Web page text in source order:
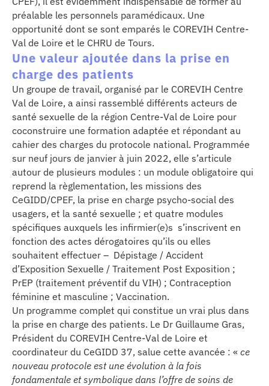
préalable les personnels paramédicaux. Une
opportunité dont se sont emparés le COREVIH Centre-
Val de Loire et le CHRU de Tours.
Une valeur ajoutée dans la prise en
charge des patients
Un groupe de travail, organisé par le COREVIH Centre
Val de Loire, a ainsi rassemblé différents acteurs de
santé sexuelle de la région Centre-Val de Loire pour
coconstruire une formation adaptée et répondant au
cahier des charges du protocole national. Programmée
sur neuf jours de janvier à juin 2022, elle s’articule
autour de plusieurs modules : un module obligatoire qui
reprend la règlementation, les missions des
CeGIDD/CPEF, la prise en charge psycho-social des
usagers, et la santé sexuelle ; et quatre modules
spécifiques auxquels les infirmier(e)s s’inscrivent en
fonction des actes dérogatoires qu’ils ou elles
souhaitent effectuer – Dépistage / Accident
d’Exposition Sexuelle / Traitement Post Exposition ;
PrEP (traitement préventif du VIH) ; Contraception
féminine et masculine ; Vaccination.
Un programme complet qui constitue un vrai plus dans
la prise en charge des patients. Le Dr Guillaume Gras,
Président du COREVIH Centre-Val de Loire et
coordinateur du CeGIDD 37, salue cette avancée : « ce
nouveau protocole est une évolution à la fois
fondamentale et symbolique dans l’offre de soins de